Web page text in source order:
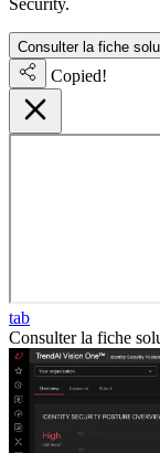
Consulter la fiche
Copied!
tab
Consulter la fiche